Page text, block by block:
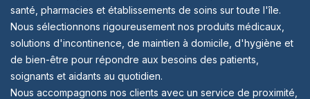
santé, pharmacies et établissements de soins sur toute l'île.
Nous sélectionnons rigoureusement nos produits médicaux,
solutions d'incontinence, de maintien à domicile, d'hygiène et
de bien-être pour répondre aux besoins des patients,
soignants et aidants au quotidien.
Nous accompagnons nos clients avec un service de proximité,